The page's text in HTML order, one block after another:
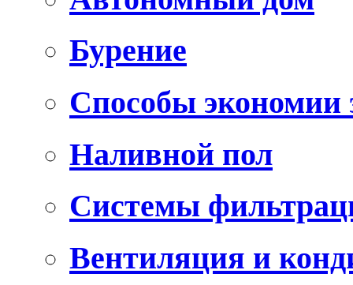
Бурение
Способы экономии
Наливной пол
Системы
Вентиляция и